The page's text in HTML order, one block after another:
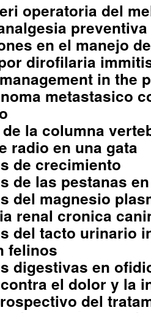
operatoria del
en el manejo
dirofilaria
in the
metastasico
la columna
radio en una gata
de crecimiento
de las pestanas
del magnesio
renal cronica
del tacto urinario
felinos
digestivas en
el dolor y la
del